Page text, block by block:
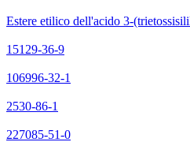
Estere etilico dell'acido 3-
15129-36-9
106996-32-1
2530-86-1
227085-51-0